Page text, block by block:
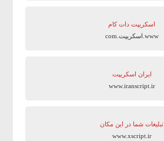
اسکریپت دات کام
www.اسکریپت.com
ایران اسکریپت
www.iranscript.ir
تبلیغات شما در این مکان
www.xscript.ir